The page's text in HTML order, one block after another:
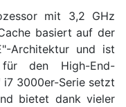
mit 3,2 GHz
basiert auf der
Architektur und ist
den High-End-
i7 3000er-Serie setzt
bietet dank vieler